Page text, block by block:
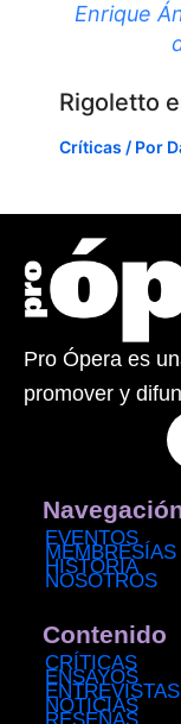
Enrique
Rigoletto
Críticas / Por
Pro Ópera es
promover y
EVENTOS
MEMBRESÍAS
HISTORIA
NOSOTROS
Contenido
CRÍTICAS
ENSAYOS
ENTREVISTAS
NOTICIAS